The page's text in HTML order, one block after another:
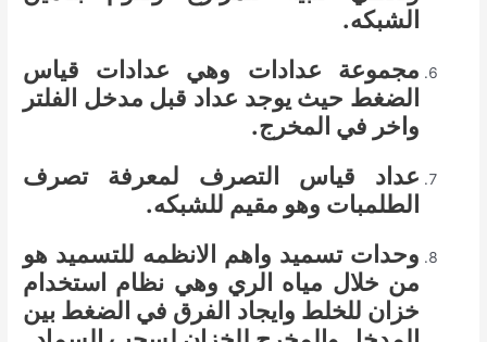
الشبكه.
مجموعة عدادات وهي عدادات قياس
الضغط حيث يوجد عداد قبل مدخل الفلتر
واخر في المخرج.
عداد قياس التصرف لمعرفة تصرف
الطلمبات وهو مقيم للشبكه.
وحدات تسميد واهم الانظمه للتسميد هو
من خلال مياه الري وهي نظام استخدام
خزان للخلط وايجاد الفرق في الضغط بين